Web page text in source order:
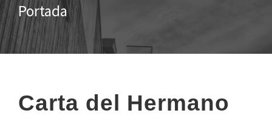
Portada
Carta del Hermano